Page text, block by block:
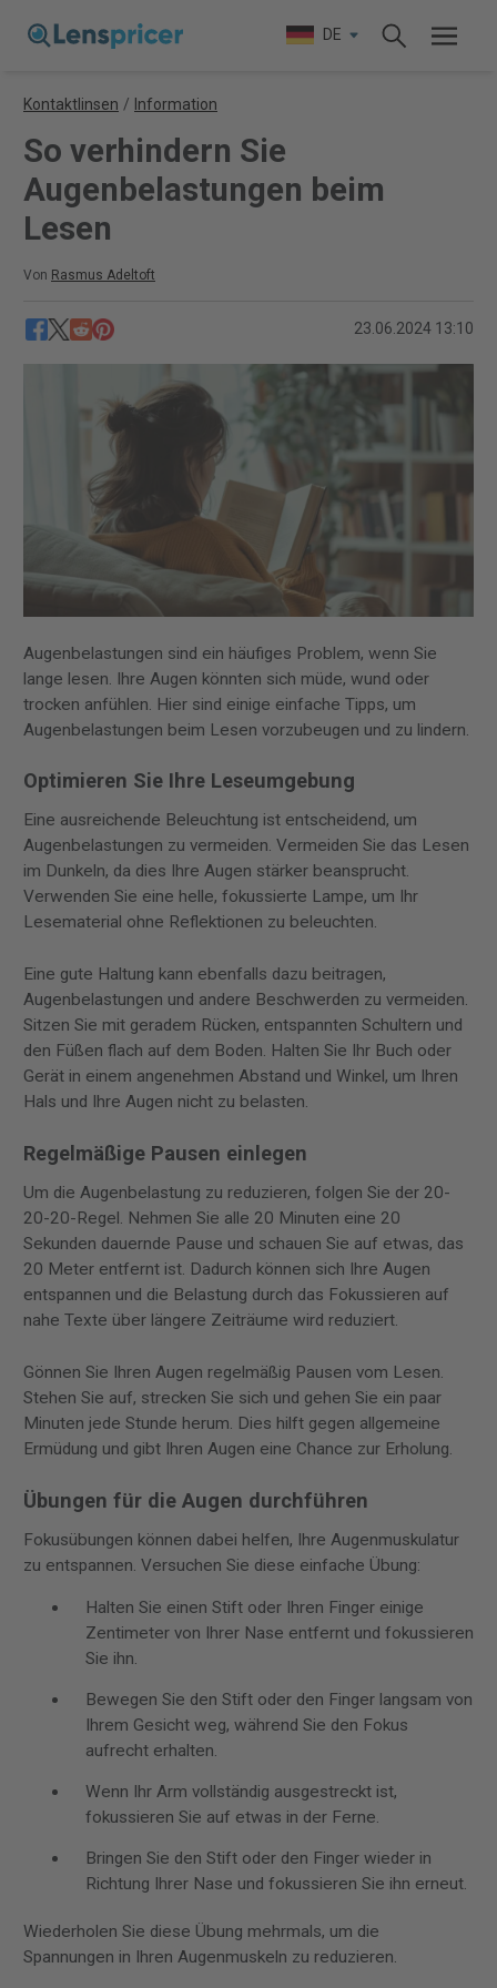
DE
Kontaktlinsen / Information
So verhindern Sie
Augenbelastungen beim
Lesen
Von Rasmus Adeltoft
23.06.2024 13:10
Augenbelastungen sind ein häufiges Problem, wenn Sie
lange lesen. Ihre Augen könnten sich müde, wund oder
trocken anfühlen. Hier sind einige einfache Tipps, um
Augenbelastungen beim Lesen vorzubeugen und zu lindern.
Optimieren Sie Ihre Leseumgebung
Eine ausreichende Beleuchtung ist entscheidend, um
Augenbelastungen zu vermeiden. Vermeiden Sie das Lesen
im Dunkeln, da dies Ihre Augen stärker beansprucht.
Verwenden Sie eine helle, fokussierte Lampe, um Ihr
Lesematerial ohne Reflektionen zu beleuchten.
Eine gute Haltung kann ebenfalls dazu beitragen,
Augenbelastungen und andere Beschwerden zu vermeiden.
Sitzen Sie mit geradem Rücken, entspannten Schultern und
den Füßen flach auf dem Boden. Halten Sie Ihr Buch oder
Gerät in einem angenehmen Abstand und Winkel, um Ihren
Hals und Ihre Augen nicht zu belasten.
Regelmäßige Pausen einlegen
Um die Augenbelastung zu reduzieren, folgen Sie der 20-
20-20-Regel. Nehmen Sie alle 20 Minuten eine 20
Sekunden dauernde Pause und schauen Sie auf etwas, das
20 Meter entfernt ist. Dadurch können sich Ihre Augen
entspannen und die Belastung durch das Fokussieren auf
nahe Texte über längere Zeiträume wird reduziert.
Gönnen Sie Ihren Augen regelmäßig Pausen vom Lesen.
Stehen Sie auf, strecken Sie sich und gehen Sie ein paar
Minuten jede Stunde herum. Dies hilft gegen allgemeine
Ermüdung und gibt Ihren Augen eine Chance zur Erholung.
Übungen für die Augen durchführen
Fokusübungen können dabei helfen, Ihre Augenmuskulatur
zu entspannen. Versuchen Sie diese einfache Übung:
Halten Sie einen Stift oder Ihren Finger einige
Zentimeter von Ihrer Nase entfernt und fokussieren
Sie ihn.
Bewegen Sie den Stift oder den Finger langsam von
Ihrem Gesicht weg, während Sie den Fokus
aufrecht erhalten.
Wenn Ihr Arm vollständig ausgestreckt ist,
fokussieren Sie auf etwas in der Ferne.
Bringen Sie den Stift oder den Finger wieder in
Richtung Ihrer Nase und fokussieren Sie ihn erneut.
Wiederholen Sie diese Übung mehrmals, um die
Spannungen in Ihren Augenmuskeln zu reduzieren.